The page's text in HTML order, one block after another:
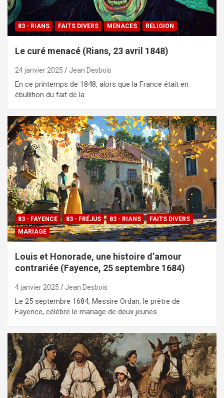
83 - RIANS FAITS DIVERS MENACES RELIGION
Le curé menacé (Rians, 23 avril 1848)
24 janvier 2025 Jean Desbois
En ce printemps de 1848, alors que la France était en
ébullition du fait de la…
83 - FAYENCE 83 - FRÉJUS 83 - RIANS
FAITS DIVERS
MARIAGE
Louis et Honorade, une histoire d’amour
contrariée (Fayence, 25 septembre 1684)
4 janvier 2025 Jean Desbois
Le 25 septembre 1684, Messire Ordan, le prêtre de
Fayence, célèbre le mariage de deux jeunes…